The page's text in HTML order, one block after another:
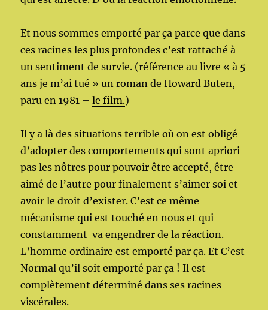
Et nous sommes emporté par ça parce que dans
ces racines les plus profondes c’est rattaché à
un sentiment de survie. (référence au livre « à 5
ans je m’ai tué »un roman de Howard Buten,
paru en 1981 –le film.)
Il y a là des situations terrible où on est obligé
d’adopter des comportements qui sont apriori
pas les nôtres pour pouvoir être accepté, être
aimé de l’autre pour finalement s’aimer soi et
avoir le droit d’exister. C’est ce même
mécanisme qui est touché en nous et qui
constamment va engendrer de la réaction.
L’homme ordinaire est emporté par ça. Et C’est
Normal qu’il soit emporté par ça ! Il est
complètement déterminé dans ses racines
viscérales.